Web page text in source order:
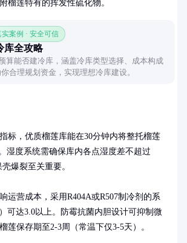
榴莲特有的挥发性硫化物。
实案例 · 安全可信
库全攻略
算能否建冷库，涵盖冷库类型选择、成本构成
合理规划资金，实现理想冷库建设。
标，优质榴莲库能在30分钟内将整托榴莲
湿度系统需确保库内各点湿度差不超过
爆裂至关重要。
运营成本，采用R404A或R507制冷剂的系
可达3.0以上。防霉抗菌内胆设计可抑制微
莲保存期至2-3周（常温下仅3-5天）。